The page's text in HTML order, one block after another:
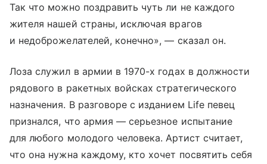
Так что можно поздравить чуть ли не каждого
жителя нашей страны, исключая врагов
и недоброжелателей, конечно», — сказал он.
Лоза служил в армии в 1970-х годах в должности
рядового в ракетных войсках стратегического
назначения. В разговоре с изданием Life певец
признался, что армия — серьезное испытание
для любого молодого человека. Артист считает,
что она нужна каждому, кто хочет посвятить себя